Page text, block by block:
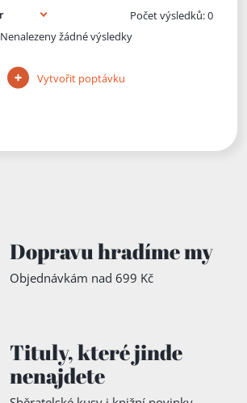
Počet výsledků: 0
Nenalezeny žádné výsledky
Vytvořit poptávku
Dopravu hradíme my
Objednávkám nad 699 Kč
Tituly,které jinde
nenajdete